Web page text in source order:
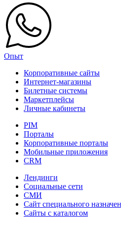
Опыт
Корпоративные сайты
Интернет-магазины
Билетные системы
Маркетплейсы
Личные кабинеты
PIM
Порталы
Корпоративные порталы
Мобильные приложения
CRM
Лендинги
Социальные сети
СМИ
Сайт специального
Сайты с каталогом